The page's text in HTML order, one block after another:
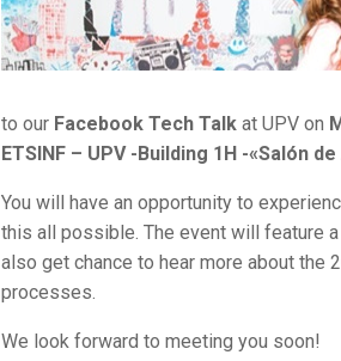
to our Facebook Tech Talk at UPV on
ETSINF – UPV -Building 1H -«Salón
You will have an opportunity to
this all possible. The event will feature
also get chance to hear more about the
processes.
We look forward to meeting you soon!